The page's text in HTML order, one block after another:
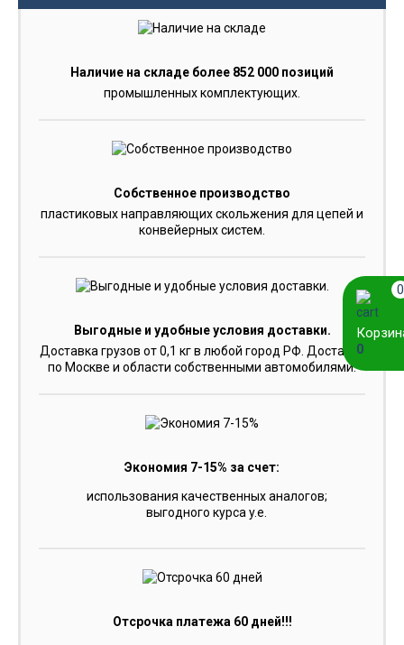
Наличие на складе более 852 000 позиций
промышленных комплектующих.
Собственное производство
пластиковых направляющих скольжения для цепей и
конвейерных систем.
Выгодные и удобные условия доставки.
Доставка грузов от 0,1 кг в любой город РФ. Доставка
по Москве и области собственными автомобилями.
Экономия 7-15% за счет:
использования качественных аналогов;
выгодного курса y.e.
Отсрочка платежа 60 дней!!!
0
0